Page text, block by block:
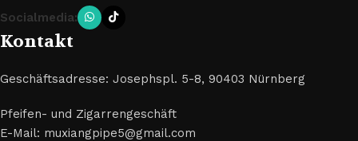
Socialmedia:
Kontakt
Geschäftsadresse: Josephspl. 5-8, 90403 Nürnberg
Pfeifen- und Zigarrengeschäft
E-Mail: muxiangpipe5@gmail.com